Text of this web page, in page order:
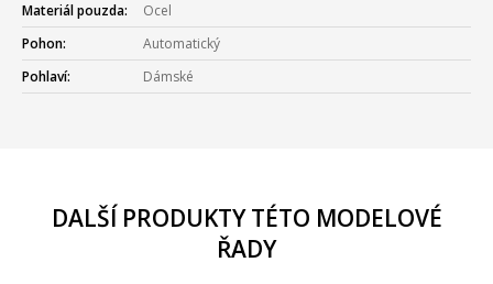
Materiál pouzda:
Ocel
Pohon:
Automatický
Pohlaví:
Dámské
DALŠÍ PRODUKTY TÉTO MODELOVÉ
ŘADY